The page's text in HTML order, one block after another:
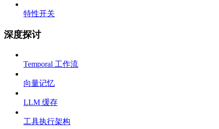
特性开关
深度探讨
Temporal 工作流
向量记忆
LLM 缓存
工具执行架构